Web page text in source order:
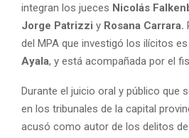
integran los jueces Nicolás
Jorge Patrizzi y Rosana Carrara.
del MPA que investigó los ilícitos es
Ayala, y está acompañada por el
Durante el juicio oral y público que
en los tribunales de la capital
acusó como autor de los delitos